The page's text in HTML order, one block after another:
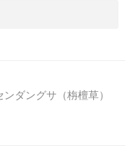
ダングサ（栴檀草）